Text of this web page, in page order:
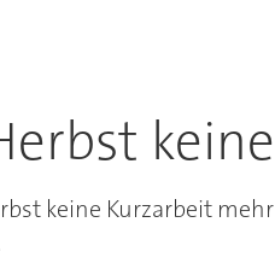
keine Kurzarbeit